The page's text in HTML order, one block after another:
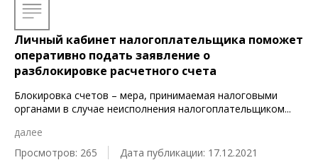
Личный кабинет налогоплательщика поможет
оперативно подать заявление о
разблокировке расчетного счета
Блокировка счетов – мера, принимаемая налоговыми
органами в случае неисполнения налогоплательщиком...
далее
Просмотров: 265
Дата публикации: 17.12.2021